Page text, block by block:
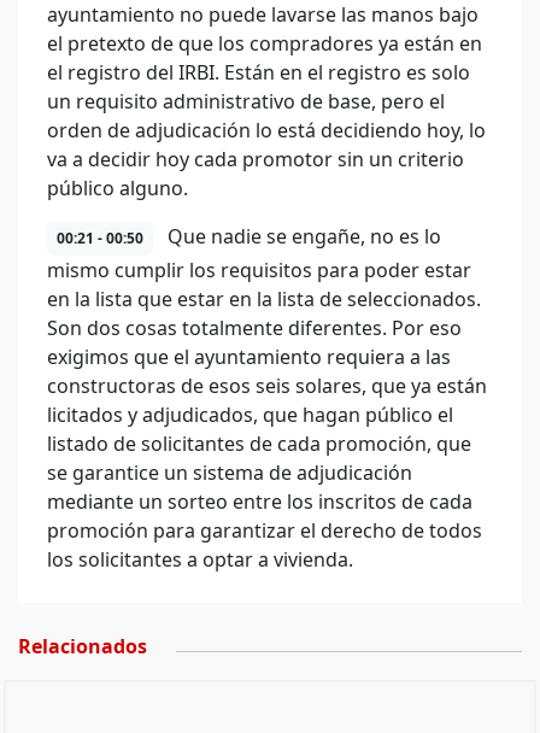
ayuntamiento no puede lavarse las manos bajo
el pretexto de que los compradores ya están en
el registro del IRBI. Están en el registro es solo
un requisito administrativo de base, pero el
orden de adjudicación lo está decidiendo hoy, lo
va a decidir hoy cada promotor sin un criterio
público alguno.
00:21 - 00:50
Que nadie se engañe, no es lo
mismo cumplir los requisitos para poder estar
en la lista que estar en la lista de seleccionados.
Son dos cosas totalmente diferentes. Por eso
exigimos que el ayuntamiento requiera a las
constructoras de esos seis solares, que ya están
licitados y adjudicados, que hagan público el
listado de solicitantes de cada promoción, que
se garantice un sistema de adjudicación
mediante un sorteo entre los inscritos de cada
promoción para garantizar el derecho de todos
los solicitantes a optar a vivienda.
Relacionados